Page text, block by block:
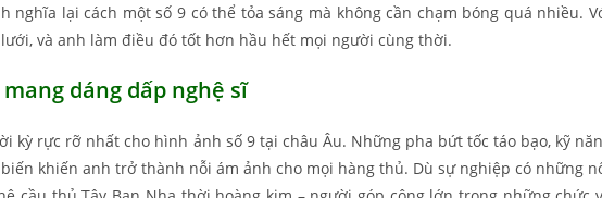
lại cách một số 9 có thể tỏa sáng mà không cần chạm bóng quá nhiều.
và anh làm điều đó tốt hơn hầu hết mọi người cùng thời.
dáng dấp nghệ sĩ
kỳ rực rỡ nhất cho hình ảnh số 9 tại châu Âu. Những pha bứt tốc táo bạo, kỹ
khiến anh trở thành nỗi ám ảnh cho mọi hàng thủ. Dù sự nghiệp có những